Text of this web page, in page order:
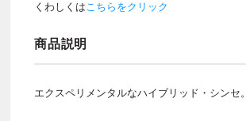
くわしくはこちらをクリック
商品説明
エクスペリメンタルなハイブリッド・シンセ。